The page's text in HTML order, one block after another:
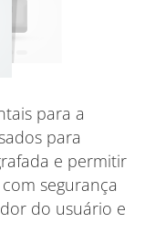
para a
para
e permitir
segurança
do usuário e